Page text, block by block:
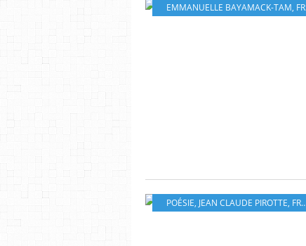
EMMANUELLE BAYAMACK-TAM, FRANCE
POÉSIE, JEAN CLAUDE PIROTTE, FRANCE